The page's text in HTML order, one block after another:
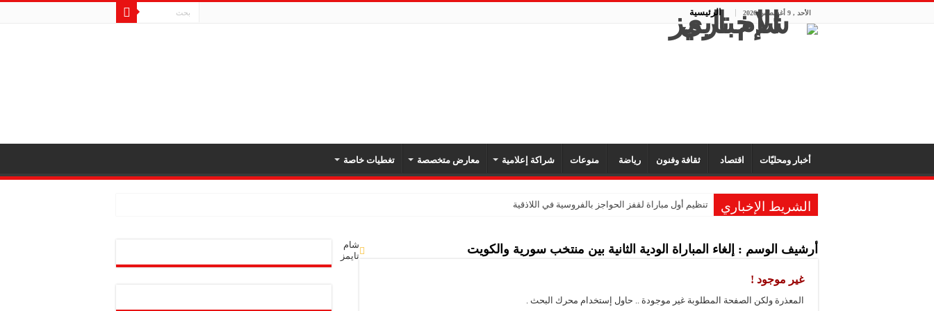
الأحد , 9 أغسطس 2026 الرئيسية
أخبار ومحليّات اقتصاد ثقافة وفنون رياضة منوعات شراكة إعلامية معارض متخصصة تغطيات خاصة
الشريط الإخباري تنظيم أول مباراة لقفز الحواجز بالفروسية في اللاذقية
وست هام يتأهل للدور الثاني في كأس الرابطة الإنكليزية أرشيف الوسم : إلغاء المباراة الودية الثانية بين منتخب سورية والكويت
غير موجود !
المعذرة ولكن الصفحة المطلوبة غير موجودة .. حاول إستخدام محرك البحث .
شام
تايمز